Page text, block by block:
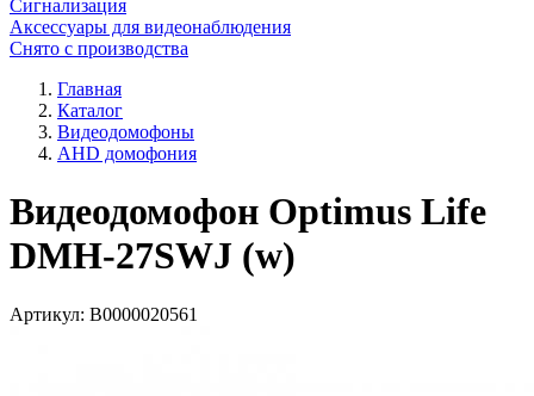
Сигнализация
Аксессуары для видеонаблюдения
Снято с производства
Главная
Каталог
Видеодомофоны
AHD домофония
Видеодомофон Optimus Life
DMH-27SWJ (w)
Артикул: В0000020561